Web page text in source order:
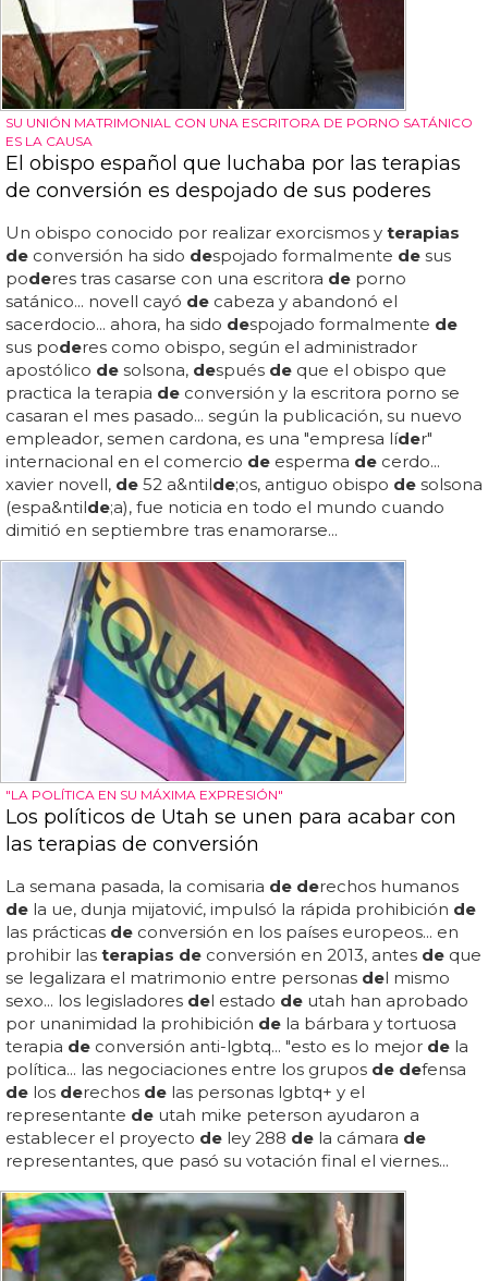
SU UNIÓN MATRIMONIAL CON UNA ESCRITORA DE PORNO SATÁNICO
ES LA CAUSA
El obispo español que luchaba por las terapias
de conversión es despojado de sus poderes
Un obispo conocido por realizar exorcismos y terapias
de conversión ha sido despojado formalmente de sus
poderes tras casarse con una escritora de porno
satánico... novell cayó de cabeza y abandonó el
sacerdocio... ahora, ha sido despojado formalmente de
sus poderes como obispo, según el administrador
apostólico de solsona, después de que el obispo que
practica la terapia de conversión y la escritora porno se
casaran el mes pasado... según la publicación, su nuevo
empleador, semen cardona, es una "empresa líder"
internacional en el comercio de esperma de cerdo...
xavier novell, de 52 a&ntilde;os, antiguo obispo de solsona
(espa&ntilde;a), fue noticia en todo el mundo cuando
dimitió en septiembre tras enamorarse...
"LA POLÍTICA EN SU MÁXIMA EXPRESIÓN"
Los políticos de Utah se unen para acabar con
las terapias de conversión
La semana pasada, la comisaria de derechos humanos
de la ue, dunja mijatović, impulsó la rápida prohibición de
las prácticas de conversión en los países europeos... en
prohibir las terapias de conversión en 2013, antes de que
se legalizara el matrimonio entre personas del mismo
sexo... los legisladores del estado de utah han aprobado
por unanimidad la prohibición de la bárbara y tortuosa
terapia de conversión anti-lgbtq... "esto es lo mejor de la
política... las negociaciones entre los grupos de defensa
de los derechos de las personas lgbtq+ y el
representante de utah mike peterson ayudaron a
establecer el proyecto de ley 288 de la cámara de
representantes, que pasó su votación final el viernes...